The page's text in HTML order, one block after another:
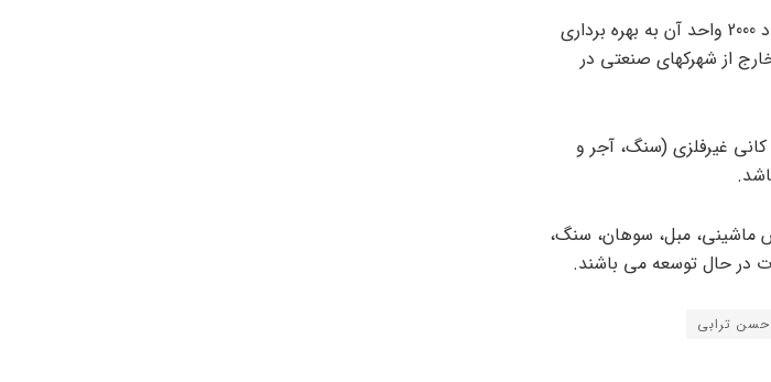
وی گفت: همچنین 3100 واحد صنعتی در شهرکهای صنعتی استان قرارداد دارند که تعداد 2000 واحد آن به بهره برداری
است. علاوه بر آن تعداد 1500 واحد صنعتی خارج از شهرکهای صنعتی در
غیرفلزی (سنگ، آجر و
های کفش ماشینی، مبل، سوهان، سنگ،
در حال توسعه می باشند.
ترابی